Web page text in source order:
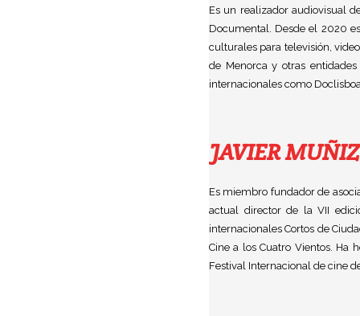
Es un realizador audiovisual
Documental. Desde el 2020
culturales para televisión,
de Menorca y otras
internacionales como
JAVIER MUÑIZ
Es miembro fundador de
actual director de la VII
internacionales Cortos de
Cine a los Cuatro Vientos. Ha
Festival Internacional de cine